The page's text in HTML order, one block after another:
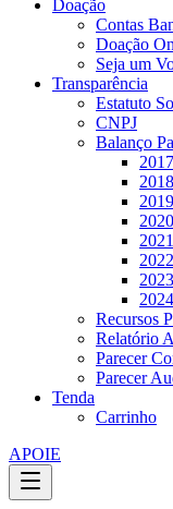
Doação
Contas
Doação
Seja um
Transparência
Estatuto
CNPJ
Balanço
2017
2018
2019
2020
2021
2022
2023
2024
Recursos
Relatório
Parecer
Parecer
Tenda
Carrinho
APOIE